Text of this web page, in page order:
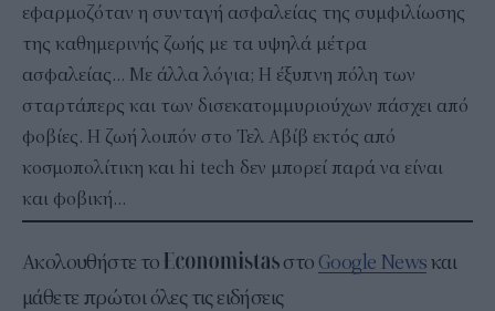
εφαρμοζόταν η συνταγή ασφαλείας της συμφιλίωσης
της καθημερινής ζωής με τα υψηλά μέτρα
ασφαλείας… Με άλλα λόγια; Η έξυπνη πόλη των
σταρτάπερς και των δισεκατομμυριούχων πάσχει από
φοβίες. Η ζωή λοιπόν στο Τελ Αβίβ εκτός από
κοσμοπολίτικη και hi tech δεν μπορεί παρά να είναι
και φοβική…
Ακολουθήστε το στο Google Newsκαι
μάθετε πρώτοι όλες τις ειδήσεις